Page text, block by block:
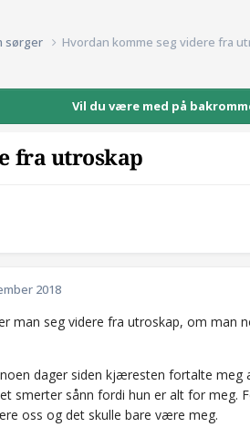
sørger Hvordan komme seg videre fra
Vil du være med på
fra utroskap
2018
man seg videre fra utroskap, om man
dager siden kjæresten fortalte
smerter sånn fordi hun er alt for meg.
oss og det skulle bare være meg.